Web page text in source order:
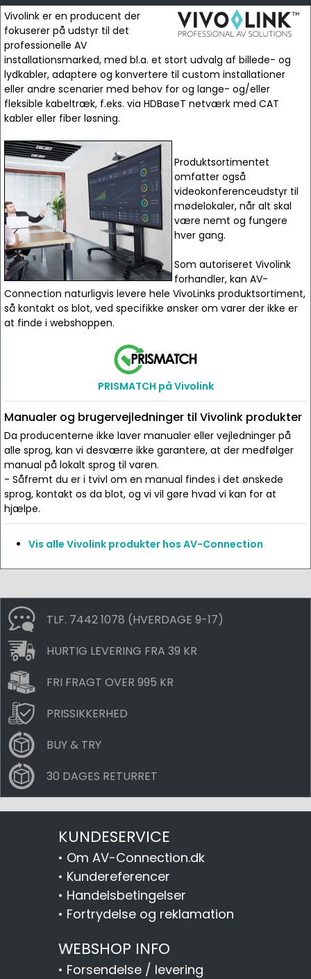
Vivolink er en producent der
fokuserer på udstyr til det
professionelle AV
installationsmarked, med bl.a. et stort udvalg af billede- og
lydkabler, adaptere og konvertere til custom installationer
eller andre scenarier med behov for og lange- og/eller
fleksible kabeltræk, f.eks. via HDBaseT netværk med CAT
kabler eller fiber løsning.
Produktsortimentet
omfatter også
videokonferenceudstyr til
mødelokaler, når alt skal
være nemt og fungere
hver gang.
Som autoriseret Vivolink
forhandler, kan AV-
Connection naturligvis levere hele VivoLinks produktsortiment,
så kontakt os blot, ved specifikke ønsker om varer der ikke er
at finde i webshoppen.
PRISMATCH på Vivolink
Manualer og brugervejledninger til Vivolink produkter
Da producenterne ikke laver manualer eller vejledninger på
alle sprog, kan vi desværre ikke garantere, at der medfølger
manual på lokalt sprog til varen.
- Såfremt du er i tvivl om en manual findes i det ønskede
sprog, kontakt os da blot, og vi vil gøre hvad vi kan for at
hjælpe.
Vis alle Vivolink produkter hos AV-Connection
TLF. 7442 1078 (HVERDAGE 9-17)
HURTIG LEVERING FRA 39 KR
FRI FRAGT OVER 995 KR
PRISSIKKERHED
BUY & TRY
30 DAGES RETURRET
KUNDESERVICE
• Om AV-Connection.dk
• Kundereferencer
• Handelsbetingelser
• Fortrydelse og reklamation
WEBSHOP INFO
• Forsendelse / levering